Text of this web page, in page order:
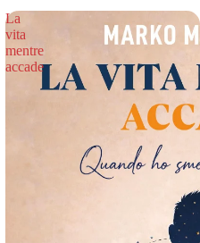
La
vita
mentre
accade